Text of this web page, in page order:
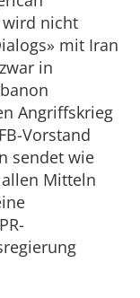
wird nicht
mit Iran
in
Angriffskrieg
Vorstand
sendet wie
Mitteln